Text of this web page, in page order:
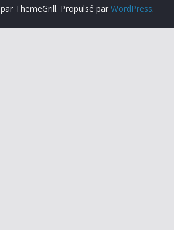
par ThemeGrill. Propulsé par WordPress.